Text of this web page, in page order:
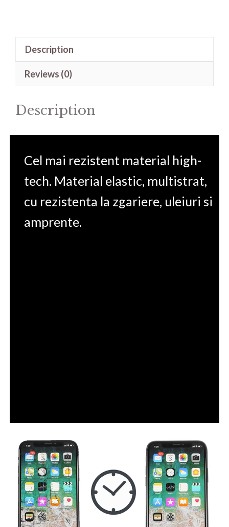
Description
Reviews (0)
Description
Cel mai rezistent material high-
tech. Material elastic, multistrat,
cu rezistenta la zgariere, uleiuri si
amprente.